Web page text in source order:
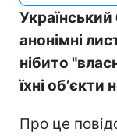
анонімні
нібито
їхні
Про це